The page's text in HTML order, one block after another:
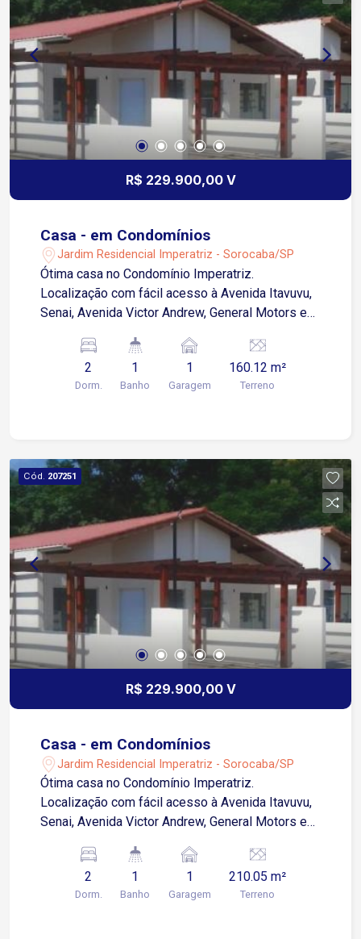
R$ 229.900,00 V
Casa - em Condomínios
Jardim Residencial Imperatriz - Sorocaba/SP
Ótima casa no Condomínio Imperatriz.
Localização com fácil acesso à Avenida Itavuvu,
Senai, Avenida Victor Andrew, General Motors e
ambientes Cozinha Banheiro social Área de
serviço 1 vaga de garagem descoberta
Acabamento em piso cerâmico frio Agende sua
2
Dorm.
1
Banho
1
Garagem
160.12 m²
Terreno
Cód. 207251
R$ 229.900,00 V
Casa - em Condomínios
Jardim Residencial Imperatriz - Sorocaba/SP
Ótima casa no Condomínio Imperatriz.
Localização com fácil acesso à Avenida Itavuvu,
Senai, Avenida Victor Andrew, General Motors e
ambientes Cozinha Banheiro social Área de
serviço 1 vaga de garagem descoberta
Acabamento em piso cerâmico frio Agende sua
2
Dorm.
1
Banho
1
Garagem
210.05 m²
Terreno